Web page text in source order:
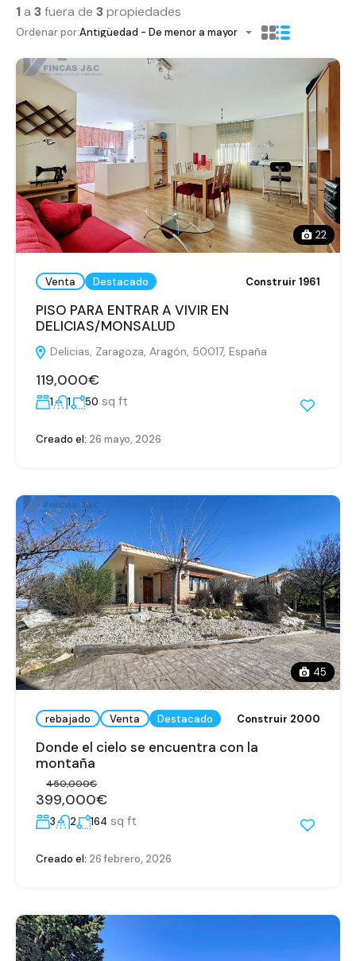
1a 3fuera de 3propiedades
Ordenar por:Antigüedad - De menor a mayor
22
Venta Destacado Construir 1961
PISO PARA ENTRAR A VIVIR EN
DELICIAS/MONSALUD
Delicias, Zaragoza, Aragón, 50017, España
119,000€
1 1 50 sq ft
Creado el: 26 mayo, 2026
45
rebajado Venta Destacado Construir 2000
Donde el cielo se encuentra con la
montaña
399,000€
450,000€
3 2 164 sq ft
Creado el: 26 febrero, 2026